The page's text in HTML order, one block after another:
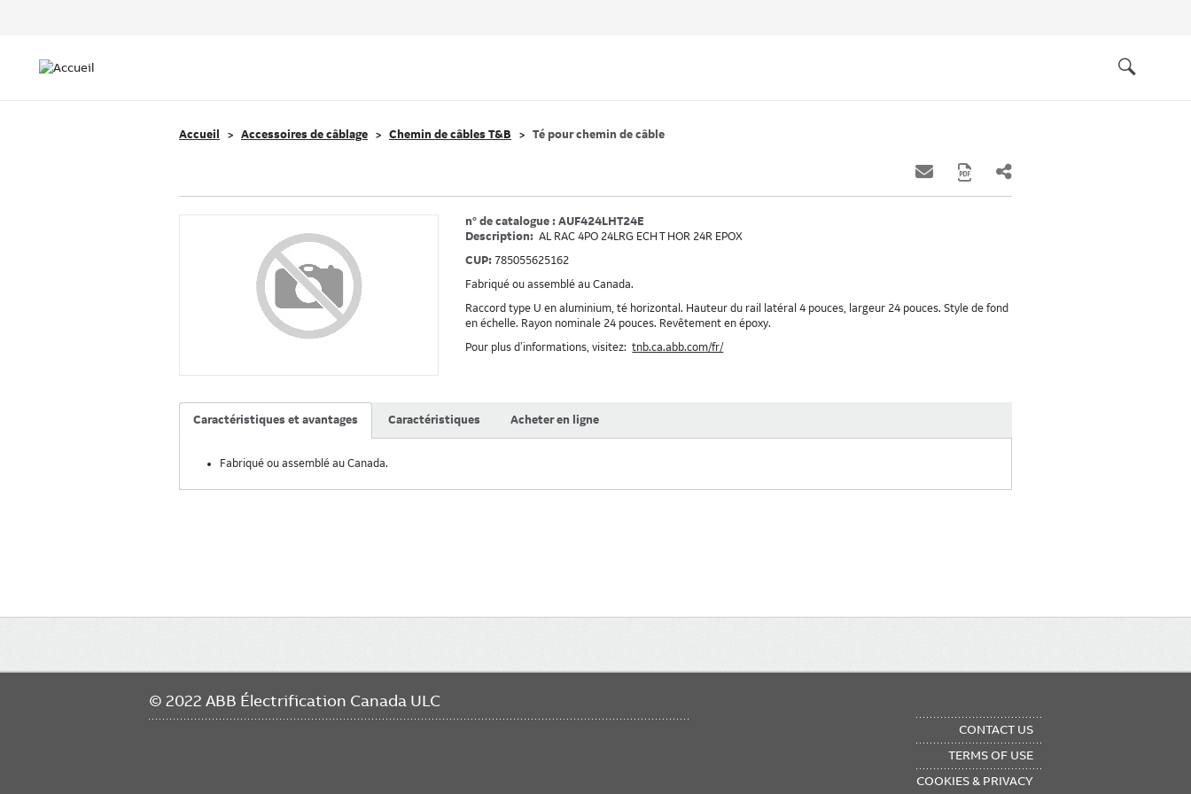
navigation
Accueil Accessoires de câblage Chemin de câbles T&B Té pour chemin de câble
n° de catalogue : AUF424LHT24E
Description: AL RAC 4PO 24LRG ECH T HOR 24R EPOX
CUP: 785055625162
Fabriqué ou assemblé au Canada.
Raccord type U en aluminium, té horizontal. Hauteur du rail latéral 4 pouces, largeur 24 pouces. Style de fond
en échelle. Rayon nominale 24 pouces. Revêtement en époxy.
Pour plus d’informations, visitez:tnb.ca.abb.com/fr/
Caractéristiques et avantages Caractéristiques Acheter en ligne
Fabriqué ou assemblé au Canada.
navigation
© 2022 ABB Électrification Canada ULC
CONTACT US
TERMS OF USE
COOKIES & PRIVACY